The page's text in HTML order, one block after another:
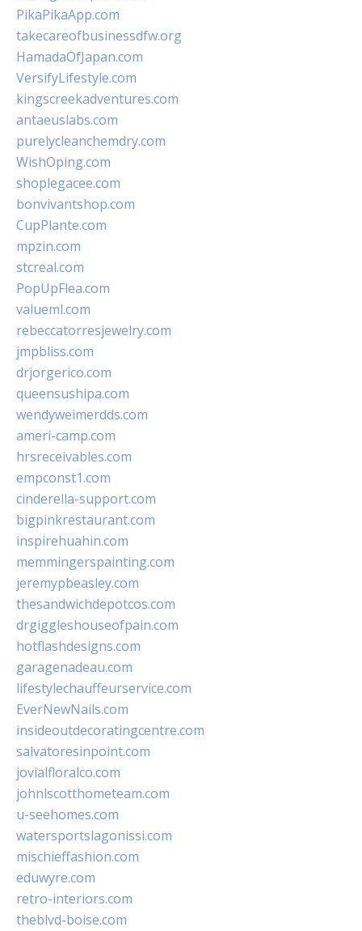
PikaPikaApp.com
takecareofbusinessdfw.org
HamadaOfJapan.com
VersifyLifestyle.com
kingscreekadventures.com
antaeuslabs.com
purelycleanchemdry.com
WishOping.com
shoplegacee.com
bonvivantshop.com
CupPlante.com
mpzin.com
stcreal.com
PopUpFlea.com
valueml.com
rebeccatorresjewelry.com
jmpbliss.com
drjorgerico.com
queensushipa.com
wendyweimerdds.com
ameri-camp.com
hrsreceivables.com
empconst1.com
cinderella-support.com
bigpinkrestaurant.com
inspirehuahin.com
memmingerspainting.com
jeremypbeasley.com
thesandwichdepotcos.com
drgiggleshouseofpain.com
hotflashdesigns.com
garagenadeau.com
lifestylechauffeurservice.com
EverNewNails.com
insideoutdecoratingcentre.com
salvatoresinpoint.com
jovialfloralco.com
johnlscotthometeam.com
u-seehomes.com
watersportslagonissi.com
mischieffashion.com
eduwyre.com
retro-interiors.com
theblvd-boise.com